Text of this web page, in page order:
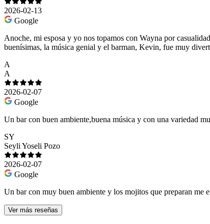
2026-02-13
Google
Anoche, mi esposa y yo nos topamos con Wayna por
buenísimas, la música genial y el barman, Kevin, fue muy
A
A
2026-02-07
Google
Un bar con buen ambiente,buena música y con una variedad
SY
Seyli Yoseli Pozo
2026-02-07
Google
Un bar con muy buen ambiente y los mojitos que preparan me
Ver más reseñas